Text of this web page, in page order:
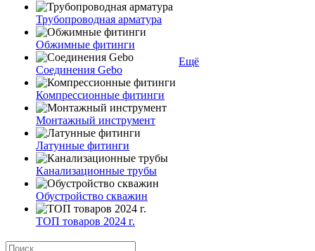
Трубопроводная арматура
Обжимные фитинги
Соединения Gebo
Компрессионные фитинги
Монтажный инструмент
Латунные фитинги
Канализационные трубы
Обустройство скважин
ТОП товаров 2024 г.
Ещё